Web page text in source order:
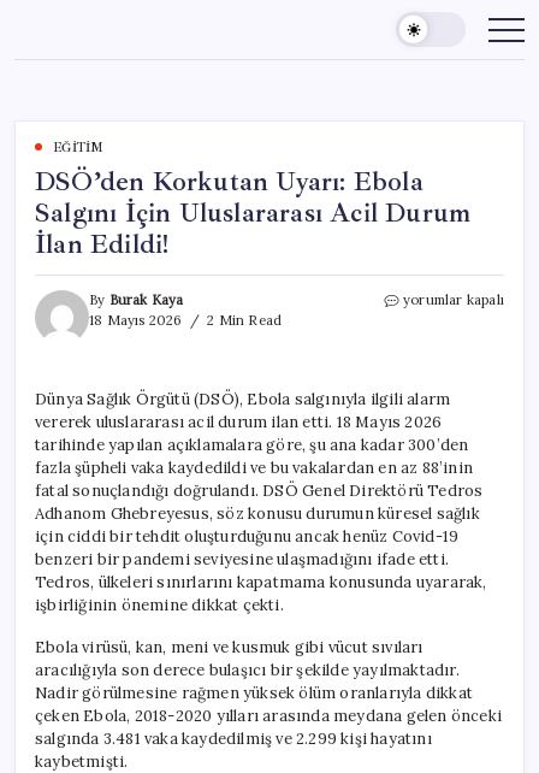
content
EĞITIM
DSÖ’den Korkutan Uyarı: Ebola
Salgını İçin Uluslararası Acil Durum
İlan Edildi!
By Burak Kaya
18 Mayıs 2026
2 Min Read
DSÖ’den
İçin
Uluslararası
Acil
Durum
İlan
Edildi!
için
yorumlar kapalı
Dünya Sağlık Örgütü (DSÖ), Ebola salgınıyla ilgili alarm
vererek uluslararası acil durum ilan etti. 18 Mayıs 2026
tarihinde yapılan açıklamalara göre, şu ana kadar 300’den
fazla şüpheli vaka kaydedildi ve bu vakalardan en az 88’inin
fatal sonuçlandığı doğrulandı. DSÖ Genel Direktörü Tedros
Adhanom Ghebreyesus, söz konusu durumun küresel sağlık
için ciddi bir tehdit oluşturduğunu ancak henüz Covid-19
benzeri bir pandemi seviyesine ulaşmadığını ifade etti.
Tedros, ülkeleri sınırlarını kapatmama konusunda uyararak,
işbirliğinin önemine dikkat çekti.
Ebola virüsü, kan, meni ve kusmuk gibi vücut sıvıları
aracılığıyla son derece bulaşıcı bir şekilde yayılmaktadır.
Nadir görülmesine rağmen yüksek ölüm oranlarıyla dikkat
çeken Ebola, 2018-2020 yılları arasında meydana gelen önceki
salgında 3.481 vaka kaydedilmiş ve 2.299 kişi hayatını
kaybetmişti.